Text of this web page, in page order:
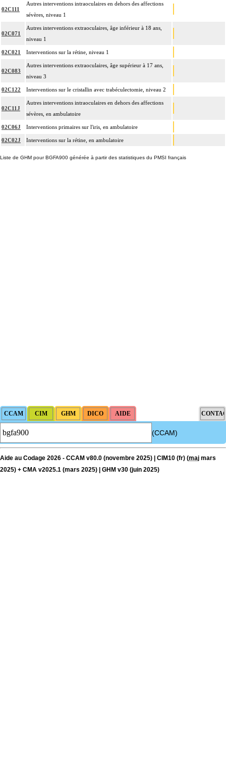
02C111
Autres interventions intraoculaires en dehors des affections
sévères, niveau 1
02C071
Autres interventions extraoculaires, âge inférieur à 18 ans,
niveau 1
02C021 Interventions sur la rétine, niveau 1
02C083
Autres interventions extraoculaires, âge supérieur à 17 ans,
niveau 3
02C122 Interventions sur le cristallin avec trabéculectomie, niveau 2
02C11J
Autres interventions intraoculaires en dehors des affections
sévères, en ambulatoire
02C06J Interventions primaires sur l'iris, en ambulatoire
02C02J Interventions sur la rétine, en ambulatoire
Liste de GHM pour BGFA900 générée à partir des statistiques du PMSI français
(CCAM)
Aide au Codage 2026 - CCAM v80.0 (novembre 2025) | CIM10 (fr) (maj mars
2025) + CMA v2025.1 (mars 2025) | GHM v30 (juin 2025)